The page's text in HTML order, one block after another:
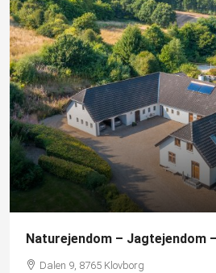
Naturejendom – Jagtejendom
Dalen 9, 8765 Klovborg